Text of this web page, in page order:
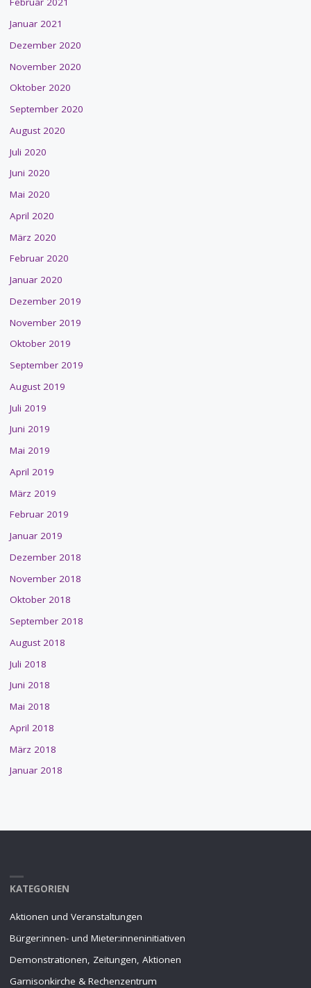
Januar 2021
Dezember 2020
November 2020
Oktober 2020
September 2020
August 2020
Juli 2020
Juni 2020
Mai 2020
April 2020
März 2020
Februar 2020
Januar 2020
Dezember 2019
November 2019
Oktober 2019
September 2019
August 2019
Juli 2019
Juni 2019
Mai 2019
April 2019
März 2019
Februar 2019
Januar 2019
Dezember 2018
November 2018
Oktober 2018
September 2018
August 2018
Juli 2018
Juni 2018
Mai 2018
April 2018
März 2018
Januar 2018
KATEGORIEN
Aktionen und Veranstaltungen
Bürger:innen- und Mieter:inneninitiativen
Demonstrationen, Zeitungen, Aktionen
Garnisonkirche & Rechenzentrum